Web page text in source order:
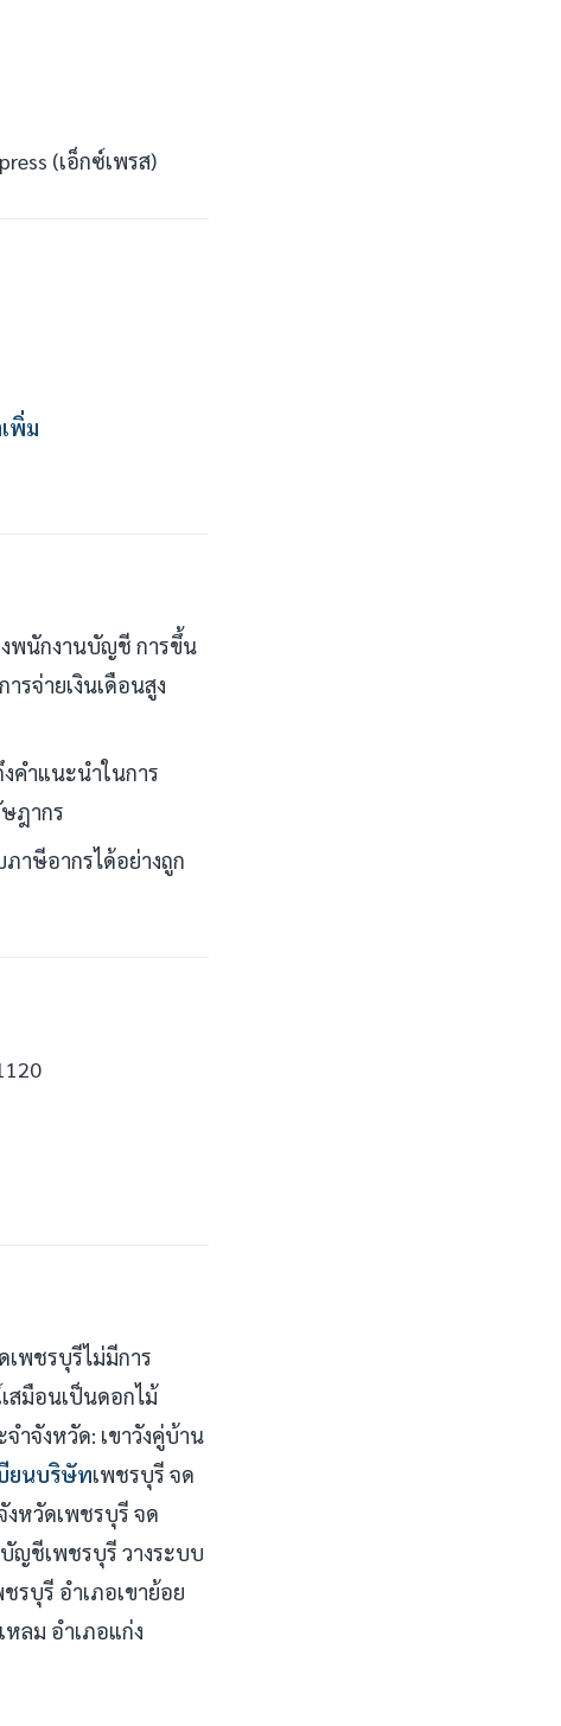
(เอ็กซ์เพรส)
พิ่ม
พนักงานบัญชี การขึ้น
รจ่ายเงินเดือนสูง
คำแนะนำในการ
ฎากร
าษีอากรได้อย่างถูก
พชรบุรีไม่มีการ
สมือนเป็นดอกไม้
ำจังหวัด: เขาวังคู่บ้าน
ยนบริษัทเพชรบุรี จด
หวัดเพชรบุรี จด
ญชีเพชรบุรี วางระบบ
บุรี อำเภอเขาย้อย
ลม อำเภอแก่ง